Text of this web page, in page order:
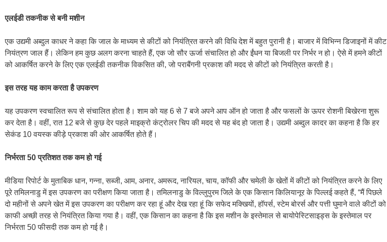
एलईडी तकनीक से बनी मशीन
एक उद्यमी अब्दुल काधर ने कहा कि जाल के माध्यम से कीटों को नियंत्रित करने की विधि देश में बहुत पुरानी है। बाजार में विभिन्न डिजाइनों में कीट
नियंत्रण जाल हैं। लेकिन हम कुछ अलग करना चाहते हैं, एक जो सौर ऊर्जा संचालित हो और ईंधन या बिजली पर निर्भर न हो। ऐसे में हमने कीटों
को आकर्षित करने के लिए एक एलईडी तकनीक विकसित की, जो पराबैंगनी प्रकाश की मदद से कीटों को नियंत्रित करती है।
इस तरह यह काम करता है उपकरण
यह उपकरण स्वचालित रूप से संचालित होता है। शाम को यह 6 से 7 बजे अपने आप ऑन हो जाता है और फसलों के ऊपर रोशनी बिखेरना शुरू
कर देता है। वहीं, रात 12 बजे से कुछ देर पहले माइक्रो कंट्रोलर चिप की मदद से यह बंद हो जाता है। उद्यमी अब्दुल कादर का कहना है कि हर
सेकंड 10 वयस्क कीड़े प्रकाश की ओर आकर्षित होते हैं।
निर्भरता 50 प्रतिशत तक कम हो गई
मीडिया रिपोर्ट के मुताबिक धान, गन्ना, सब्जी, आम, अनार, अमरूद, नारियल, चाय, कॉफी और चमेली के खेतों में कीटों को नियंत्रित करने के लिए
पूरे तमिलनाडु में इस उपकरण का परीक्षण किया जाता है। तमिलनाडु के विल्लुपुरम जिले के एक किसान किलियानूर के पिल्लई कहते हैं, “मैं पिछले
दो महीनों से अपने खेत में इस उपकरण का परीक्षण कर रहा हूं और देख रहा हूं कि सफेद मक्खियों, हॉपर्स, स्टेम बोरर्स और पत्ती घुमाने वाले कीटों को
काफी अच्छी तरह से नियंत्रित किया गया है। वहीं, एक किसान का कहना है कि इस मशीन के इस्तेमाल से बायोपेस्टिसाइड्स के इस्तेमाल पर
निर्भरता 50 फीसदी तक कम हो गई है।